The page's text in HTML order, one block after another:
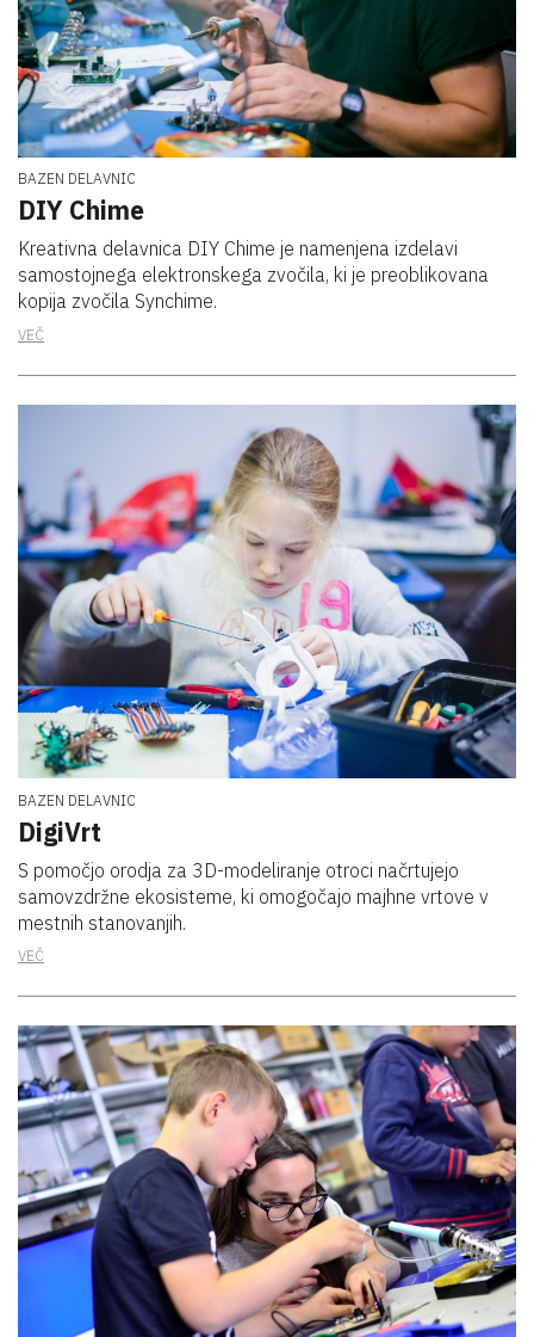
BAZEN DELAVNIC
DIY Chime
Kreativna delavnica DIY Chime je namenjena izdelavi
samostojnega elektronskega zvočila, ki je preoblikovana
kopija zvočila Synchime.
VEČ
BAZEN DELAVNIC
DigiVrt
S pomočjo orodja za 3D-modeliranje otroci načrtujejo
samovzdržne ekosisteme, ki omogočajo majhne vrtove v
mestnih stanovanjih.
VEČ